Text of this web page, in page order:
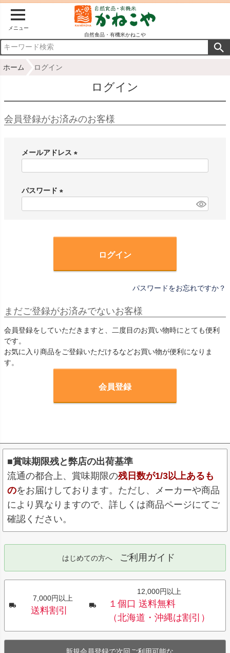
メニュー
自然食品・有機米かねこや
ホーム ログイン
ログイン
会員登録がお済みのお客様
メールアドレス
パスワード
ログイン
パスワードをお忘れですか？
まだご登録がお済みでないお客様
会員登録をしていただきますと、二度目のお買い物時にとても便利
です。
お気に入り商品をご登録いただけるなどお買い物が便利になりま
す。
会員登録
■賞味期限残と弊店の出荷基準
流通の都合上、賞味期限の残日数が1/3以上あるも
のをお届けしております。ただし、メーカーや商品
により異なりますので、詳しくは商品ページにてご
確認ください。
はじめての方へ ご利用ガイド
7,000円以上
送料割引
12,000円以上
１個口 送料無料
（北海道・沖縄は割引）
新規会員登録で次回ご利用可能な